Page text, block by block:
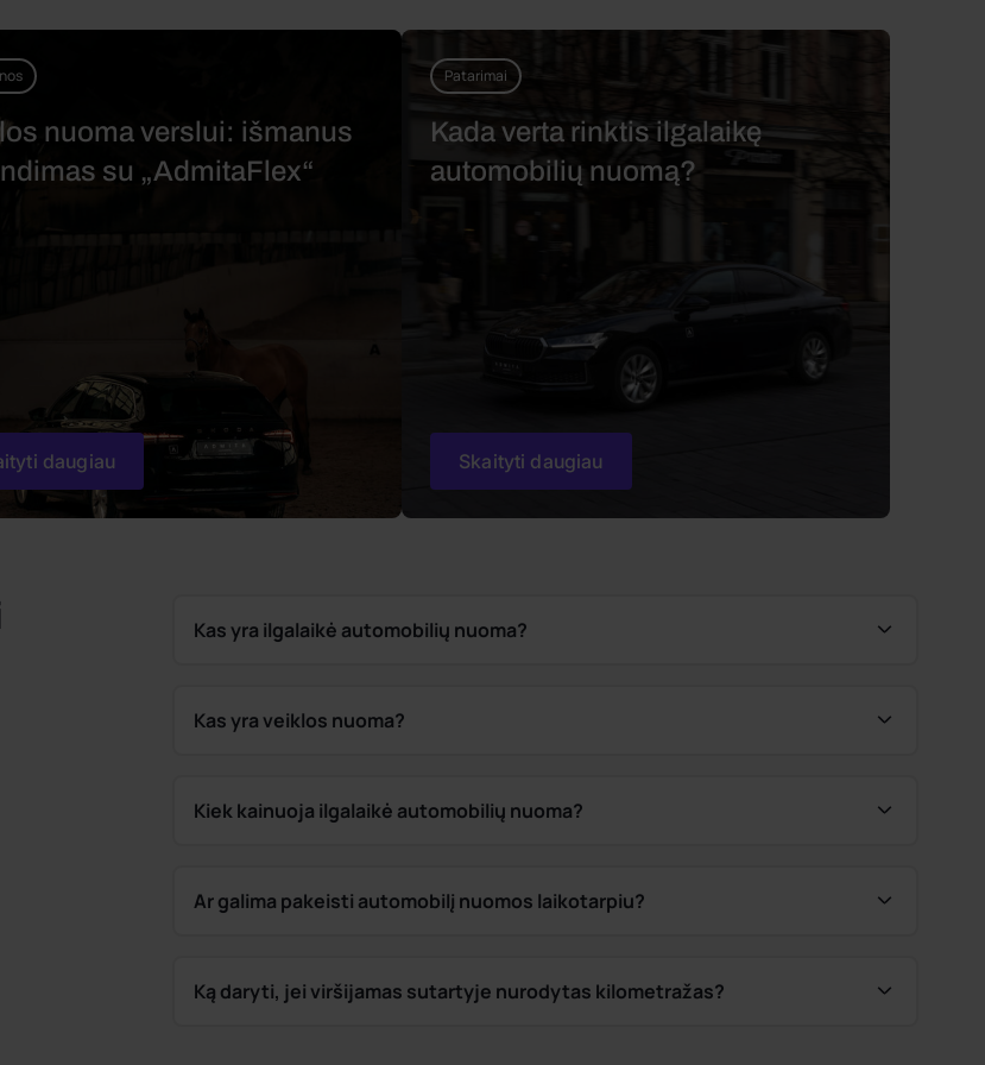
nuoma verslui: išmanus
su „AdmitaFlex“
daugiau
Patarimai
Kada verta rinktis ilgalaikę
automobilių nuomą?
Skaityti daugiau
Kas yra ilgalaikė automobilių nuoma?
Kas yra veiklos nuoma?
Kiek kainuoja ilgalaikė automobilių nuoma?
Ar galima pakeisti automobilį nuomos laikotarpiu?
Ką daryti, jei viršijamas sutartyje nurodytas kilometražas?